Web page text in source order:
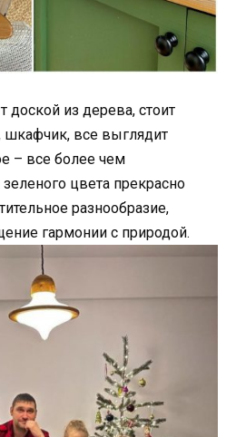
доской из дерева, стоит
шкафчик, все выглядит
– все более чем
цвета прекрасно
разнообразие,
гармонии с природой.